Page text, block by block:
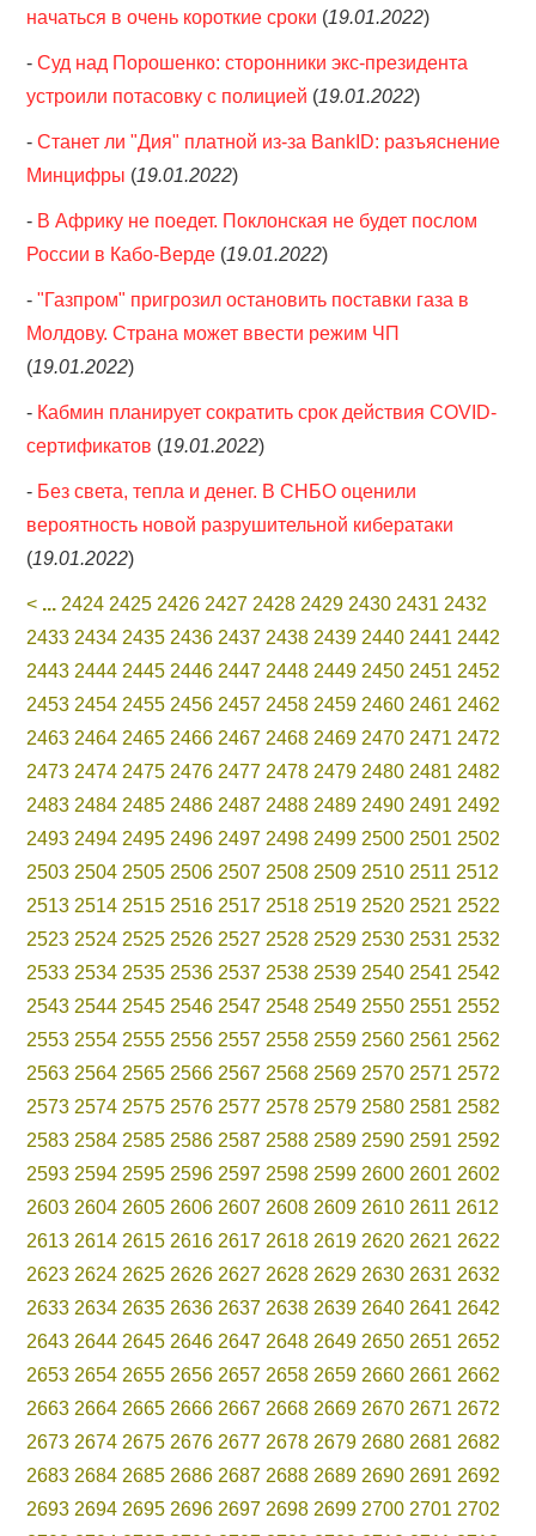
начаться в очень короткие сроки (19.01.2022)
-Суд над Порошенко: сторонники экс-президента
устроили потасовку с полицией (19.01.2022)
-Станет ли "Дия" платной из-за BankID: разъяснение
Минцифры (19.01.2022)
- В Африку не поедет. Поклонская не будет послом
России в Кабо-Верде (19.01.2022)
-"Газпром" пригрозил остановить поставки газа в
Молдову. Страна может ввести режим ЧП
(19.01.2022)
- Кабмин планирует сократить срок действия COVID-
сертификатов (19.01.2022)
- Без света, тепла и денег. В СНБО оценили
вероятность новой разрушительной кибератаки
(19.01.2022)
< ... 2424 2425 2426 2427 2428 2429 2430 2431 2432
2433 2434 2435 2436 2437 2438 2439 2440 2441 2442
2443 2444 2445 2446 2447 2448 2449 2450 2451 2452
2453 2454 2455 2456 2457 2458 2459 2460 2461 2462
2463 2464 2465 2466 2467 2468 2469 2470 2471 2472
2473 2474 2475 2476 2477 2478 2479 2480 2481 2482
2483 2484 2485 2486 2487 2488 2489 2490 2491 2492
2493 2494 2495 2496 2497 2498 2499 2500 2501 2502
2503 2504 2505 2506 2507 2508 2509 2510 2511 2512
2513 2514 2515 2516 2517 2518 2519 2520 2521 2522
2523 2524 2525 2526 2527 2528 2529 2530 2531 2532
2533 2534 2535 2536 2537 2538 2539 2540 2541 2542
2543 2544 2545 2546 2547 2548 2549 2550 2551 2552
2553 2554 2555 2556 2557 2558 2559 2560 2561 2562
2563 2564 2565 2566 2567 2568 2569 2570 2571 2572
2573 2574 2575 2576 2577 2578 2579 2580 2581 2582
2583 2584 2585 2586 2587 2588 2589 2590 2591 2592
2593 2594 2595 2596 2597 2598 2599 2600 2601 2602
2603 2604 2605 2606 2607 2608 2609 2610 2611 2612
2613 2614 2615 2616 2617 2618 2619 2620 2621 2622
2623 2624 2625 2626 2627 2628 2629 2630 2631 2632
2633 2634 2635 2636 2637 2638 2639 2640 2641 2642
2643 2644 2645 2646 2647 2648 2649 2650 2651 2652
2653 2654 2655 2656 2657 2658 2659 2660 2661 2662
2663 2664 2665 2666 2667 2668 2669 2670 2671 2672
2673 2674 2675 2676 2677 2678 2679 2680 2681 2682
2683 2684 2685 2686 2687 2688 2689 2690 2691 2692
2693 2694 2695 2696 2697 2698 2699 2700 2701 2702